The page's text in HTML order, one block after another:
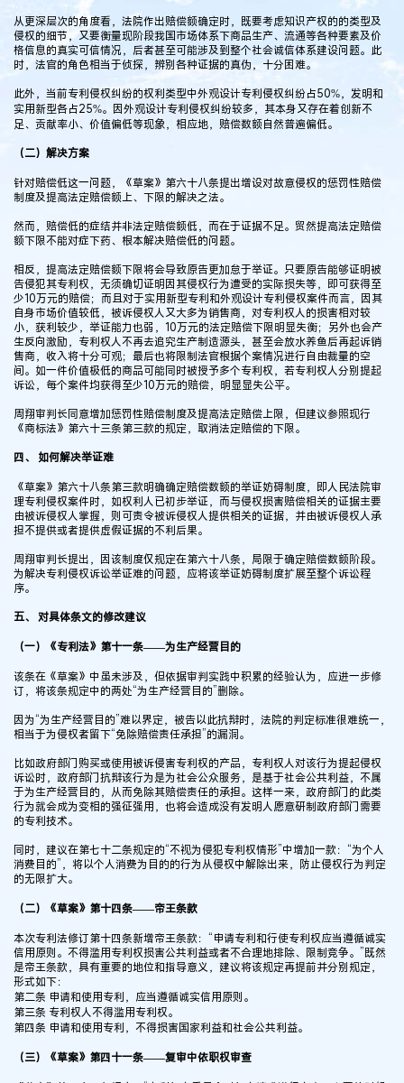
从更深层次的角度看，法院作出赔偿额确定时，既要考虑知识产权的的类型及
侵权的细节，又要衡量现阶段我国市场体系下商品生产、流通等各种要素及价
格信息的真实可信情况，后者甚至可能涉及到整个社会诚信体系建设问题。此
时，法官的角色相当于侦探，辨别各种证据的真伪，十分困难。
此外，当前专利侵权纠纷的权利类型中外观设计专利侵权纠纷占50%，发明和
实用新型各占25%。因外观设计专利侵权纠纷较多，其本身又存在着创新不
足、贡献率小、价值偏低等现象，相应地，赔偿数额自然普遍偏低。
（二）解决方案
针对赔偿低这一问题，《草案》第六十八条提出增设对故意侵权的惩罚性赔偿
制度及提高法定赔偿额上、下限的解决之法。
然而，赔偿低的症结并非法定赔偿额低，而在于证据不足。贸然提高法定赔偿
额下限不能对症下药、根本解决赔偿低的问题。
相反，提高法定赔偿额下限将会导致原告更加怠于举证。只要原告能够证明被
告侵犯其专利权，无须确切证明因其侵权行为遭受的实际损失等，即可获得至
少10万元的赔偿；而且对于实用新型专利和外观设计专利侵权案件而言，因其
自身市场价值较低，被诉侵权人又大多为销售商，对专利权人的损害相对较
小，获利较少，举证能力也弱，10万元的法定赔偿下限明显失衡；另外也会产
生反向激励，专利权人不再去追究生产制造源头，甚至会放水养鱼后再起诉销
售商，收入将十分可观；最后也将限制法官根据个案情况进行自由裁量的空
间。如一件价值极低的商品可能同时被授予多个专利权，若专利权人分别提起
诉讼，每个案件均获得至少10万元的赔偿，明显显失公平。
周翔审判长同意增加惩罚性赔偿制度及提高法定赔偿上限，但建议参照现行
《商标法》第六十三条第三款的规定，取消法定赔偿的下限。
四、 如何解决举证难
《草案》第六十八条第三款明确确定赔偿数额的举证妨碍制度，即人民法院审
理专利侵权案件时，如权利人已初步举证，而与侵权损害赔偿相关的证据主要
由被诉侵权人掌握，则可责令被诉侵权人提供相关的证据，并由被诉侵权人承
担不提供或者提供虚假证据的不利后果。
周翔审判长提出，因该制度仅规定在第六十八条，局限于确定赔偿数额阶段。
为解决专利侵权诉讼举证难的问题，应将该举证妨碍制度扩展至整个诉讼程
序。
五、 对具体条文的修改建议
（一）《专利法》第十一条——为生产经营目的
该条在《草案》中虽未涉及，但依据审判实践中积累的经验认为，应进一步修
订，将该条规定中的两处“为生产经营目的”删除。
因为“为生产经营目的”难以界定，被告以此抗辩时，法院的判定标准很难统一，
相当于为侵权者留下“免除赔偿责任承担”的漏洞。
比如政府部门购买或使用被诉侵害专利权的产品，专利权人对该行为提起侵权
诉讼时，政府部门抗辩该行为是为社会公众服务，是基于社会公共利益，不属
于为生产经营目的，从而免除其赔偿责任的承担。这样一来，政府部门的此类
行为就会成为变相的强征强用，也将会造成没有发明人愿意研制政府部门需要
的专利技术。
同时，建议在第七十二条规定的“不视为侵犯专利权情形”中增加一款：“为个人
消费目的”，将以个人消费为目的的行为从侵权中解除出来，防止侵权行为判定
的无限扩大。
（二）《草案》第十四条——帝王条款
本次专利法修订第十四条新增帝王条款：“申请专利和行使专利权应当遵循诚实
信用原则。不得滥用专利权损害公共利益或者不合理地排除、限制竞争。”既然
是帝王条款，具有重要的地位和指导意义，建议将该规定再提前并分别规定，
形式如下：
第二条 申请和使用专利，应当遵循诚实信用原则。
第三条 专利权人不得滥用专利权。
第四条 申请和使用专利，不得损害国家利益和社会公共利益。
（三）《草案》第四十一条——复审中依职权审查